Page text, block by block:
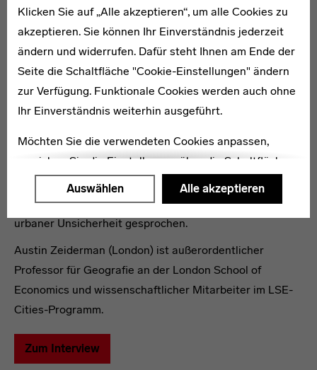
Klicken Sie auf „Alle akzeptieren“, um alle Cookies zu
akzeptieren. Sie können Ihr Einverständnis jederzeit
ändern und widerrufen. Dafür steht Ihnen am Ende der
Seite die Schaltfläche "Cookie-Einstellungen" ändern
zur Verfügung. Funktionale Cookies werden auch ohne
Ihr Einverständnis weiterhin ausgeführt.
Möchten Sie die verwendeten Cookies anpassen,
erreichen Sie die Einstellungen über die Schaltfläche
"Auswählen".
Datenschutzerklärungoder demImpressum
Auswählen Alle akzeptieren
zwischen Sicherheit und
Gerechtigkeit
Spätestens seit den Anschlägen vom 11. September
2001 ist das Thema Sicherheit zurück auf der globalen
welche Voraussetzungen brauchen Architekten und
von „Endangered City: The Politics of Security and Risk
in Bogotá.“ über echte und vermeintliche Quellen
urbaner Unsicherheit gesprochen.
Austin Zeiderman (London) ist außerordentlicher
Professor für Geografie an der London School of
Economics und wissenschaftlicher Mitarbeiter im LSE-
Cities-Programm.
Zum Interview